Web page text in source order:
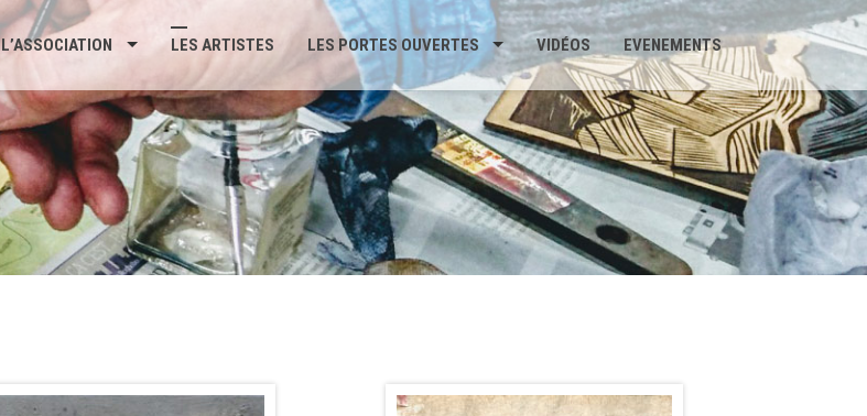
L’ASSOCIATION LES ARTISTES LES PORTES OUVERTES VIDÉOS EVENEMENTS